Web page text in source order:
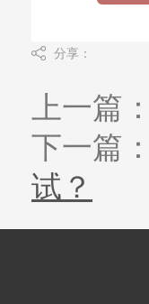
分享：
上一篇：
下一篇：
试？